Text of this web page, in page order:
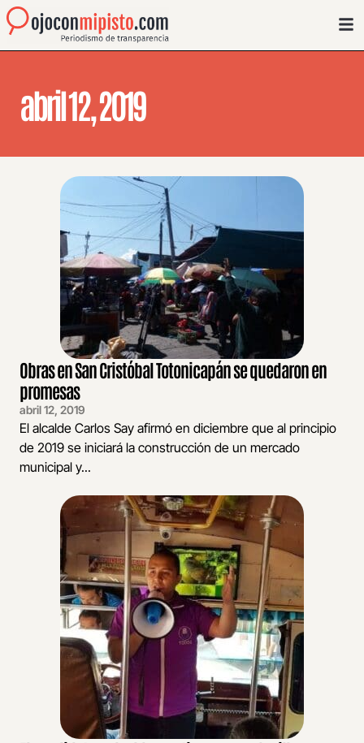
abril 12, 2019
Obras en San Cristóbal Totonicapán se quedaron en
promesas
abril 12, 2019
El alcalde Carlos Say afirmó en diciembre que al principio
de 2019 se iniciará la construcción de un mercado
municipal y...